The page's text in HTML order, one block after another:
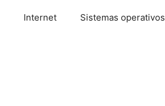
Internet Sistemas operativos